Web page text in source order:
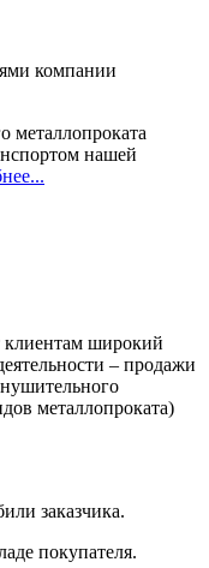
компании
металлопроката
нашей
клиентам широкий
– продажи
металлопроката)
заказчика.
покупателя.